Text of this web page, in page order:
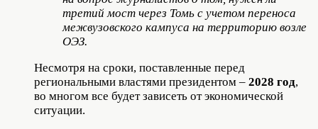
третий мост через Томь с учетом переноса
межвузовского кампуса на территорию возле
ОЭЗ.
Несмотря на сроки, поставленные перед
региональными властями президентом – 2028 год,
во многом все будет зависеть от экономической
ситуации.